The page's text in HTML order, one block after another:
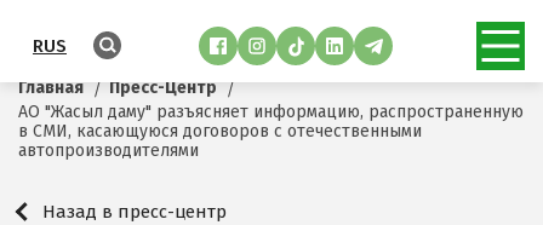
RUS
Главная
Пресс-Центр
АО "Жасыл даму" разъясняет информацию, распространенную
в СМИ, касающуюся договоров с отечественными
автопроизводителями
Назад в пресс-центр